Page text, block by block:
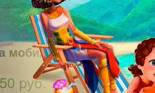
мобильного телефона:
pуб.